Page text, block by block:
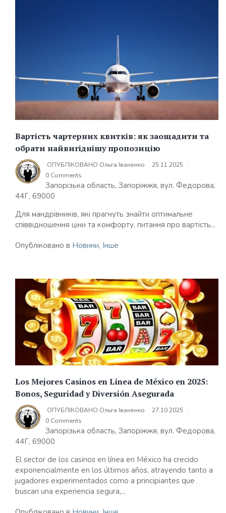
Вартість чартерних квитків: як заощадити та
обрати найвигіднішу пропозицію
ОПУБЛІКОВАНО Ольга Іваненко
25.11.2025
0 Comments
Запорізька область, Запоріжжя, вул. Федорова,
44Г, 69000
Для мандрівників, які прагнуть знайти оптимальне
співвідношення ціни та комфорту, питання про вартість...
Опубліковано в Новини, Інше
Los Mejores Casinos en Línea de México en 2025:
Bonos, Seguridad y Diversión Asegurada
ОПУБЛІКОВАНО Ольга Іваненко
27.10.2025
0 Comments
Запорізька область, Запоріжжя, вул. Федорова,
44Г, 69000
El sector de los casinos en línea en México ha crecido
exponencialmente en los últimos años, atrayendo tanto a
jugadores experimentados como a principiantes que
buscan una experiencia segura,...